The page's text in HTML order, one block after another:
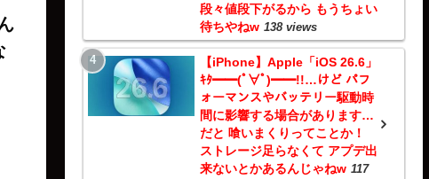
段々値段下がるから もうちょい
待ちやねw 138 views
【iPhone】Apple「iOS 26.6」
ｷﾀ━━(ﾟ∀ﾟ)━━!!…けど パフ
ォーマンスやバッテリー駆動時
間に影響する場合があります…
だと 喰いまくりってことか！
ストレージ足らなくて アプデ出
来ないとかあるんじゃねw 117